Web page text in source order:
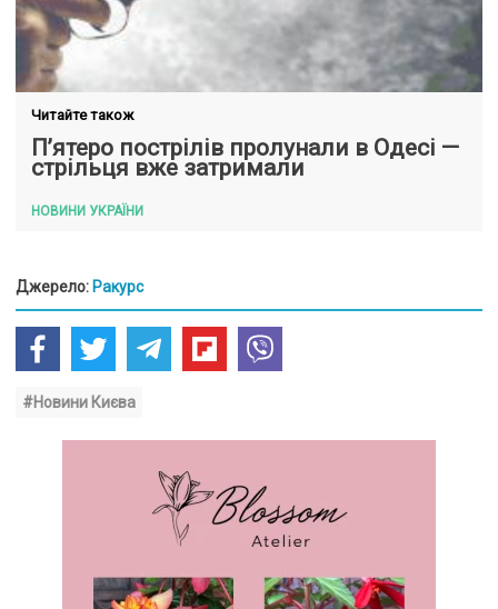
Читайте також
П’ятеро пострілів пролунали в Одесі —
стрільця вже затримали
НОВИНИ УКРАЇНИ
Джерело: Ракурс
#Новини Києва